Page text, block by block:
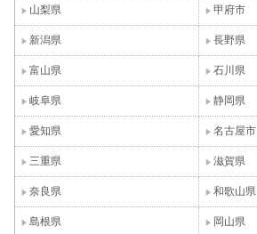
山梨県 甲府市
新潟県 長野県
富山県 石川県
岐阜県 静岡県
愛知県 名古屋市
三重県 滋賀県
奈良県 和歌山県
島根県 岡山県